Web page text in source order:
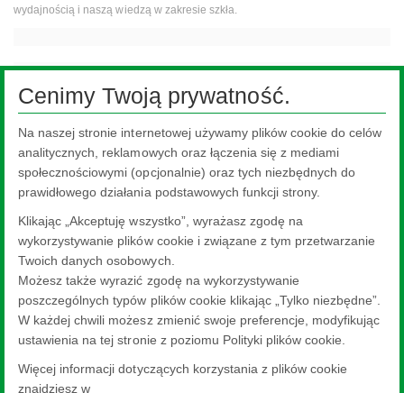
wydajnością i naszą wiedzą w zakresie szkła.
Fotowoltaika
Cenimy Twoją prywatność.
Na naszej stronie internetowej używamy plików cookie do celów
analitycznych, reklamowych oraz łączenia się z mediami
społecznościowymi (opcjonalnie) oraz tych niezbędnych do
prawidłowego działania podstawowych funkcji strony.
Klikając „Akceptuję wszystko”, wyrażasz zgodę na
wykorzystywanie plików cookie i związane z tym przetwarzanie
Twoich danych osobowych.
Możesz także wyrazić zgodę na wykorzystywanie
poszczególnych typów plików cookie klikając „Tylko niezbędne”.
W każdej chwili możesz zmienić swoje preferencje, modyfikując
ustawienia na tej stronie z poziomu Polityki plików cookie.
Więcej informacji dotyczących korzystania z plików cookie
znajdziesz w